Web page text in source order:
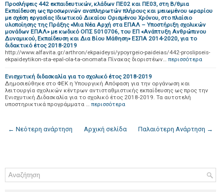
Προσλήψεις 442 εκπαιδευτικών, κλάδων ΠΕ02 και ΠΕ03, στη Β/θμια
Εκπαίδευση ως προσωρινών αναπληρωτών πλήρους και μειωμένου ωραρίου
με σχέση εργασίας Ιδιωτικού Δικαίου Ορισμένου Χρόνου, στο πλαίσιο
υλοποίησης της Πράξης «Μια Νέα Αρχή στα ΕΠΑΛ – Υποστήριξη σχολικών
μονάδων ΕΠΑΛ» με κωδικό ΟΠΣ 5010706, του ΕΠ «Ανάπτυξη Ανθρώπινου
Δυναμικού, Εκπαίδευση και Δια Βίου Μάθηση» ΕΣΠΑ 2014-2020, για το
διδακτικό έτος 2018-2019
http://www.alfavita.gr/arthron/ekpaideysi/ypoyrgeio-paideias/442-proslipseis-
ekpaideytikon-sta-epal-ola-ta-onomata Πίνακας διοριστέων… περισσότερα
Ενισχυτική διδασκαλία για το σχολικό έτος 2018-2019
Δημοσιεύθηκε στο ΦΕΚ η Υπουργική Απόφαση για την οργάνωση και
λειτουργία σχολικών κέντρων αντισταθμιστικής εκπαίδευσης ως προς την
Ενισχυτική Διδασκαλία για το σχολικό έτος 2018-2019. Τα αυτοτελή
υποστηρικτικά προγράμματα … περισσότερα
← Νεότερη ανάρτηση Παλαιότερη Ανάρτηση →
Αρχική σελίδα